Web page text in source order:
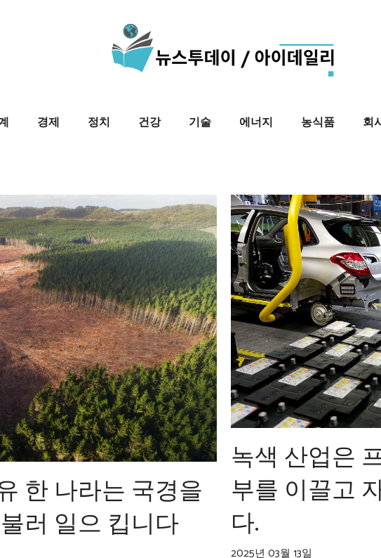
경제 정치 건강 기술 에너지 농식품 회
한 나라는 국경을
러 일으 킵니다
녹색 산업은
부를 이끌고
다.
2025년 03월 13일